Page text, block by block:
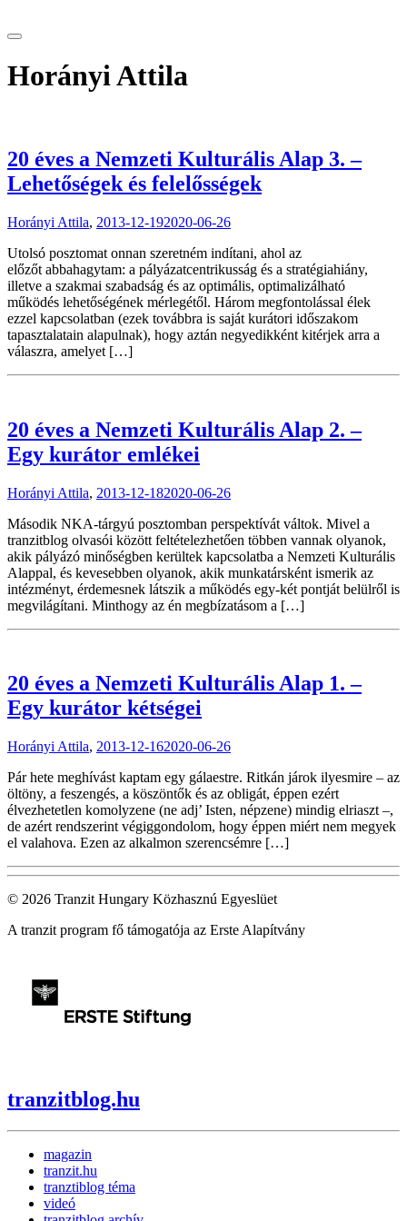
Horányi Attila
20 éves a Nemzeti Kulturális Alap 3. –
Lehetőségek és felelősségek
Horányi Attila, 2013-12-192020-06-26
Utolsó posztomat onnan szeretném indítani, ahol az
előzőt abbahagytam: a pályázatcentrikusság és a stratégiahiány,
illetve a szakmai szabadság és az optimális, optimalizálható
működés lehetőségének mérlegétől. Három megfontolással élek
ezzel kapcsolatban (ezek továbbra is saját kurátori időszakom
tapasztalatain alapulnak), hogy aztán negyedikként kitérjek arra a
válaszra, amelyet […]
20 éves a Nemzeti Kulturális Alap 2. –
Egy kurátor emlékei
Horányi Attila, 2013-12-182020-06-26
Második NKA-tárgyú posztomban perspektívát váltok. Mivel a
tranzitblog olvasói között feltételezhetően többen vannak olyanok,
akik pályázó minőségben kerültek kapcsolatba a Nemzeti Kulturális
Alappal, és kevesebben olyanok, akik munkatársként ismerik az
intézményt, érdemesnek látszik a működés egy-két pontját belülről is
megvilágítani. Minthogy az én megbízatásom a […]
20 éves a Nemzeti Kulturális Alap 1. –
Egy kurátor kétségei
Horányi Attila, 2013-12-162020-06-26
Pár hete meghívást kaptam egy gálaestre. Ritkán járok ilyesmire – az
öltöny, a feszengés, a köszöntők és az obligát, éppen ezért
élvezhetetlen komolyzene (ne adj’ Isten, népzene) mindig elriaszt –,
de azért rendszerint végiggondolom, hogy éppen miért nem megyek
el valahova. Ezen az alkalmon szerencsémre […]
© 2026 Tranzit Hungary Közhasznú Egyeslüet
A tranzit program fő támogatója az Erste Alapítvány
tranzitblog.hu
magazin
tranzit.hu
tranztiblog téma
videó